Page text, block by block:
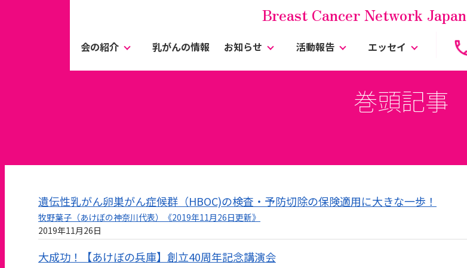
Breast Cancer Network Japan
会の紹介 乳がんの情報 お知らせ 活動報告 エッセイ
巻頭記事
遺伝性乳がん卵巣がん症候群（HBOC)の検査・予防切除の保険適用に大きな一歩！
牧野葉子（あけぼの神奈川代表）《2019年11月26日更新》
2019年11月26日
大成功！【あけぼの兵庫】創立40周年記念講演会